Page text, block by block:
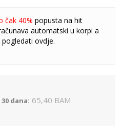
čak 40% popusta na hit
automatski u korpi a
ovdje.
dana: 65,40 BAM